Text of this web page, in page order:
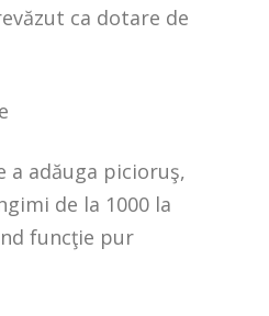
ca dotare de
a adăuga picioruş,
de la 1000 la
funcţie pur